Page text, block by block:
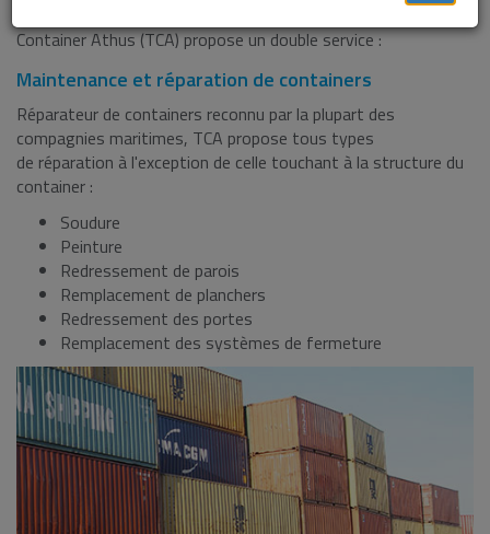
Container Athus (TCA) propose un double service :
Maintenance et réparation de containers
Réparateur de containers reconnu par la plupart des
compagnies maritimes, TCA propose tous types
de réparation à l'exception de celle touchant à la structure du
container :
Soudure
Peinture
Redressement de parois
Remplacement de planchers
Redressement des portes
Remplacement des systèmes de fermeture